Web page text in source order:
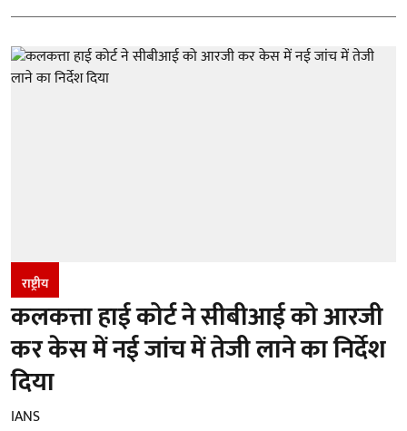
राष्ट्रीय
कलकत्ता हाई कोर्ट ने सीबीआई को आरजी
कर केस में नई जांच में तेजी लाने का निर्देश
दिया
IANS